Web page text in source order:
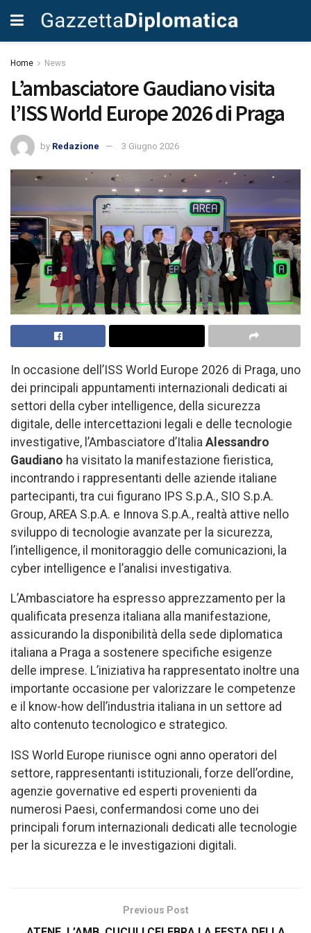
Home News
L’ambasciatore Gaudiano visita
l’ISS World Europe 2026 di Praga
by Redazione 3 Giugno 2026
In occasione dell’ISS World Europe 2026 di Praga, uno
dei principali appuntamenti internazionali dedicati ai
settori della cyber intelligence, della sicurezza
digitale, delle intercettazioni legali e delle tecnologie
investigative, l’Ambasciatore d’Italia Alessandro
Gaudiano ha visitato la manifestazione fieristica,
incontrando i rappresentanti delle aziende italiane
partecipanti, tra cui figurano IPS S.p.A., SIO S.p.A.
Group, AREA S.p.A. e Innova S.p.A., realtà attive nello
sviluppo di tecnologie avanzate per la sicurezza,
l’intelligence, il monitoraggio delle comunicazioni, la
cyber intelligence e l’analisi investigativa.
L’Ambasciatore ha espresso apprezzamento per la
qualificata presenza italiana alla manifestazione,
assicurando la disponibilità della sede diplomatica
italiana a Praga a sostenere specifiche esigenze
delle imprese. L’iniziativa ha rappresentato inoltre una
importante occasione per valorizzare le competenze
e il know-how dell’industria italiana in un settore ad
alto contenuto tecnologico e strategico.
ISS World Europe riunisce ogni anno operatori del
settore, rappresentanti istituzionali, forze dell’ordine,
agenzie governative ed esperti provenienti da
numerosi Paesi, confermandosi come uno dei
principali forum internazionali dedicati alle tecnologie
per la sicurezza e le investigazioni digitali.
Previous Post